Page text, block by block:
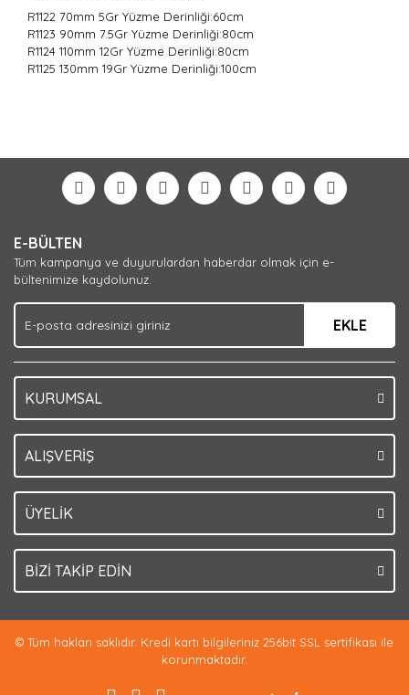
R1122 70mm 5Gr Yüzme Derinliği:60cm
R1123 90mm 7.5Gr Yüzme Derinliği:80cm
R1124 110mm 12Gr Yüzme Derinliği:80cm
R1125 130mm 19Gr Yüzme Derinliği:100cm
Yorum Yaz
formunu kullanarak tarafımıza iletebilirsiniz.
Görüş ve önerileriniz için teşekkür ederiz.
Ürün açıklamasında eksik bilgiler bulunuyor.
Ürün bilgilerinde hatalar bulunuyor.
Ürün fiyatı diğer sitelerden daha pahalı.
Bu ürüne benzer farklı alternatifler olmalı.
E-BÜLTEN
Tüm kampanya ve duyurulardan haberdar olmak için e-
bültenimize kaydolunuz.
EKLE
KURUMSAL
ALIŞVERİŞ
ÜYELİK
BİZİ TAKİP EDİN
© Tüm hakları saklıdır. Kredi kartı bilgileriniz 256bit SSL sertifikası ile
korunmaktadır.